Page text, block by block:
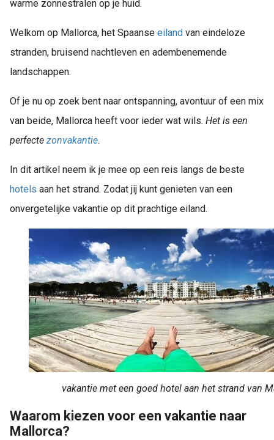
warme zonnestralen op je huid.
Welkom op Mallorca, het Spaanse eiland van eindeloze
stranden, bruisend nachtleven en adembenemende
landschappen.
Of je nu op zoek bent naar ontspanning, avontuur of een mix
van beide, Mallorca heeft voor ieder wat wils. Het is een
perfecte zonvakantie.
In dit artikel neem ik je mee op een reis langs de beste
hotels aan het strand. Zodat jij kunt genieten van een
onvergetelijke vakantie op dit prachtige eiland.
vakantie met een goed hotel aan het strand van
Waarom kiezen voor een vakantie naar
Mallorca?